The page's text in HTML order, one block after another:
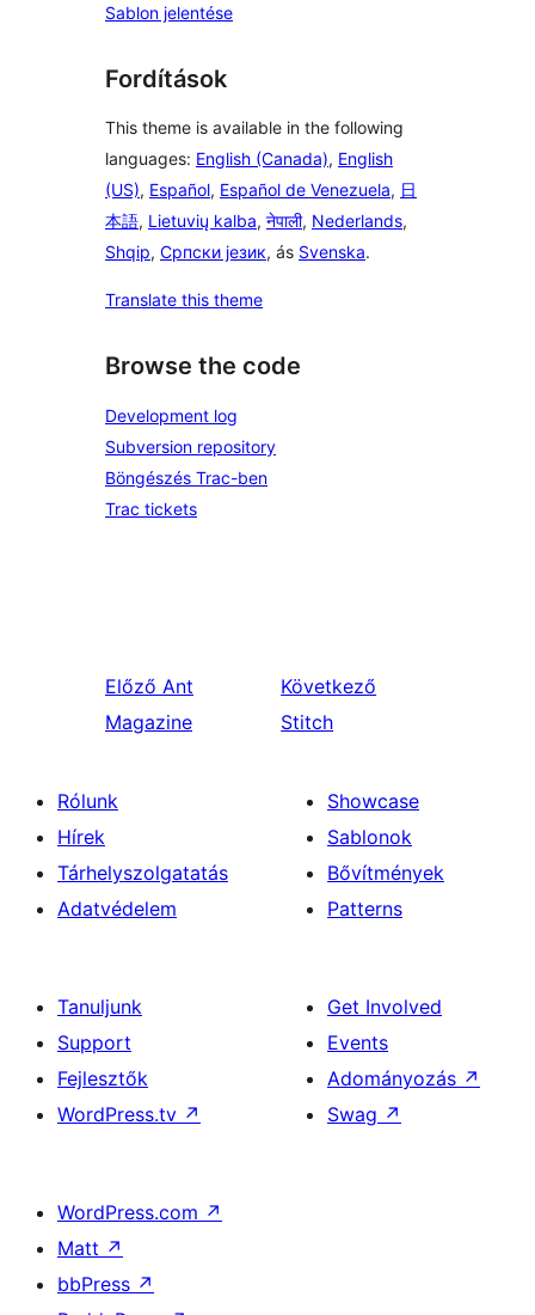
Sablon jelentése
Fordítások
This theme is available in the following
languages: English (Canada), English
(US), Español, Español de Venezuela, 日
本語, Lietuvių kalba, नेपाली, Nederlands,
Shqip, Српски језик, ás Svenska.
Translate this theme
Browse the code
Development log
Subversion repository
Böngészés Trac-ben
Trac tickets
Előző Ant
Magazine
Következő
Stitch
Rólunk
Hírek
Tárhelyszolgatatás
Adatvédelem
Showcase
Sablonok
Bővítmények
Patterns
Tanuljunk
Support
Fejlesztők
WordPress.tv ↗
Get Involved
Events
Adományozás ↗
Swag ↗
WordPress.com ↗
Matt ↗
bbPress ↗